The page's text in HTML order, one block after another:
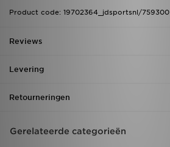
Product code: 19702364_jdsportsnl/759300
Reviews
Levering
Retourneringen
Gerelateerde categorieën